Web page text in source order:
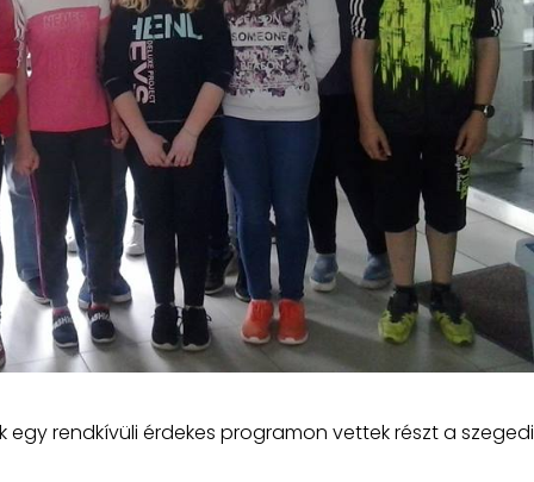
rendkívüli érdekes programon vettek részt a szegedi